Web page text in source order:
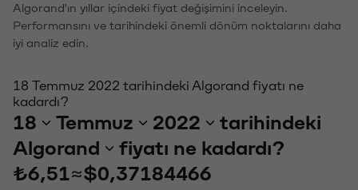
Algorand'ın yıllar içindeki fiyat değişimini inceleyin.
Performansını ve tarihindeki önemli dönüm noktalarını daha
iyi analiz edin.
18 Temmuz 2022 tarihindeki Algorand fiyatı ne
kadardı?
18 Temmuz 2022
tarihindeki
Algorand
fiyatı ne kadardı?
₺6,51 ≈$0,37184466